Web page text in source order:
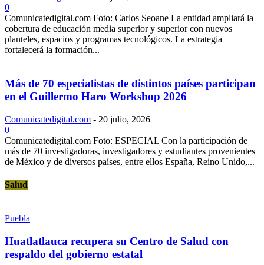
0
Comunicatedigital.com Foto: Carlos Seoane La entidad ampliará la
cobertura de educación media superior y superior con nuevos
planteles, espacios y programas tecnológicos. La estrategia
fortalecerá la formación...
Más de 70 especialistas de distintos países participan
en el Guillermo Haro Workshop 2026
Comunicatedigital.com - 20 julio, 2026
0
Comunicatedigital.com Foto: ESPECIAL Con la participación de
más de 70 investigadoras, investigadores y estudiantes provenientes
de México y de diversos países, entre ellos España, Reino Unido,...
Salud
Puebla
Huatlatlauca recupera su Centro de Salud con
respaldo del gobierno estatal